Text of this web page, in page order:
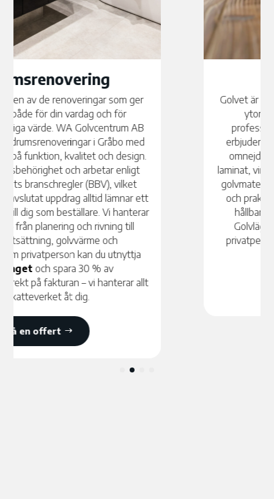
Golvläggning
Golvet är en av de mest synliga och mest använda
ytorna i ditt hem – och det förtjänar ett
professionellt hantverk. WA Golvcentrum AB
erbjuder professionell golvläggning i Gråbo med
omnejd för alla typer av golv, inklusive parkett,
laminat, vinyl, LVT och klinker. Vi hjälper dig välja rätt
golvmaterial utifrån dina önskemål, stilpreferenser
och praktiska behov, och vi säkerställer alltid ett
hållbart och estetiskt tilltalande slutresultat.
Golvläggning berättigar till
privatpersoner – 30 % av arbetskostnaden dras
direkt på fakturan.
Få en offert